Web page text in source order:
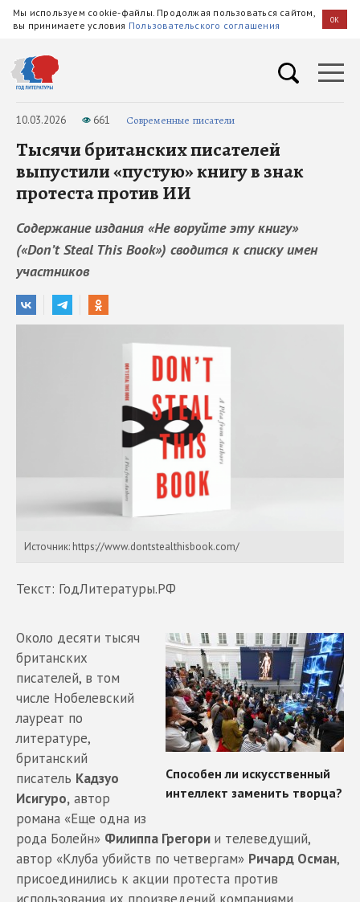
Мы используем cookie-файлы. Продолжая пользоваться сайтом,
вы принимаете условия Пользовательского соглашения OK
10.03.2026 661 Современные писатели
Тысячи британских писателей
выпустили «пустую» книгу в знак
протеста против ИИ
Содержание издания «Не воруйте эту книгу»
(«Donʼt Steal This Book») сводится к списку имен
участников
Источник: https://www.dontstealthisbook.com/
Текст: ГодЛитературы.РФ
Около десяти тысяч
британских
писателей, в том
числе Нобелевский
лауреат по
литературе,
британский
писатель Кадзуо
Исигуро, автор
романа «Еще одна из
рода Болейн» Филиппа Грегори и телеведущий,
автор «Клуба убийств по четвергам» Ричард Осман,
присоединились к акции протеста против